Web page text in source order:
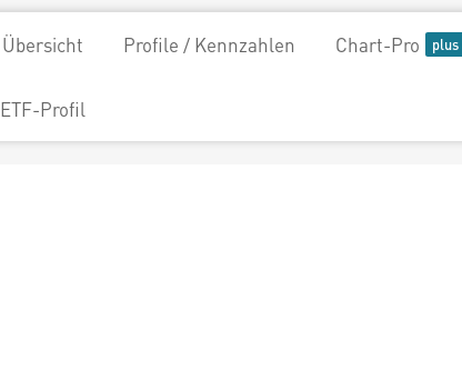
Übersicht Profile / Kennzahlen Chart-Pro
ETF-Profil